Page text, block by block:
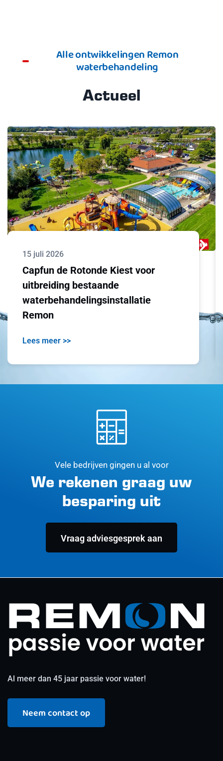
Alle ontwikkelingen Remon
waterbehandeling
Actueel
15 juli 2026
Capfun de Rotonde Kiest voor
uitbreiding bestaande
waterbehandelingsinstallatie
Remon
Lees meer >>
Vele bedrijven gingen u al voor
We rekenen graag uw
besparing uit
Vraag adviesgesprek aan
Al meer dan 45 jaar passie voor water!
Neem contact op